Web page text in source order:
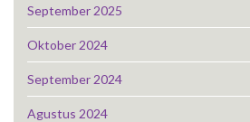
September 2025
Oktober 2024
September 2024
Agustus 2024